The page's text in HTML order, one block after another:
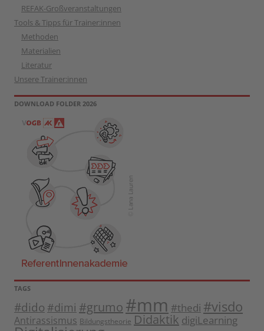
REFAK-Großveranstaltungen
Tools & Tipps für Trainer:innen
Methoden
Materialien
Literatur
Unsere Trainer:innen
DOWNLOAD FOLDER 2026
TAGS
#dido #dimi #grumo #mm #thedi #visdo
Antirassismus Bildungstheorie Didaktik digiLearning